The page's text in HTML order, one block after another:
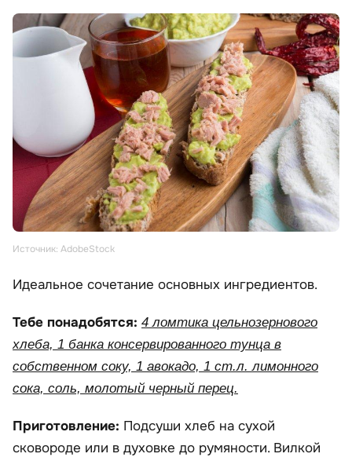
Источник: AdobeStock
Идеальное сочетание основных ингредиентов.
Тебе понадобятся: 4 ломтика цельнозернового
хлеба, 1 банка консервированного тунца в
собственном соку, 1 авокадо, 1 ст.л. лимонного
сока, соль, молотый черный перец.
Приготовление: Подсуши хлеб на сухой
сковороде или в духовке до румяности. Вилкой